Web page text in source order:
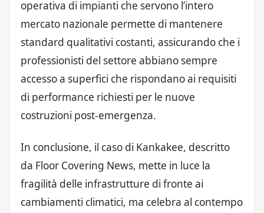
operativa di impianti che servono l’intero
mercato nazionale permette di mantenere
standard qualitativi costanti, assicurando che i
professionisti del settore abbiano sempre
accesso a superfici che rispondano ai requisiti
di performance richiesti per le nuove
costruzioni post-emergenza.
In conclusione, il caso di Kankakee, descritto
da Floor Covering News, mette in luce la
fragilità delle infrastrutture di fronte ai
cambiamenti climatici, ma celebra al contempo